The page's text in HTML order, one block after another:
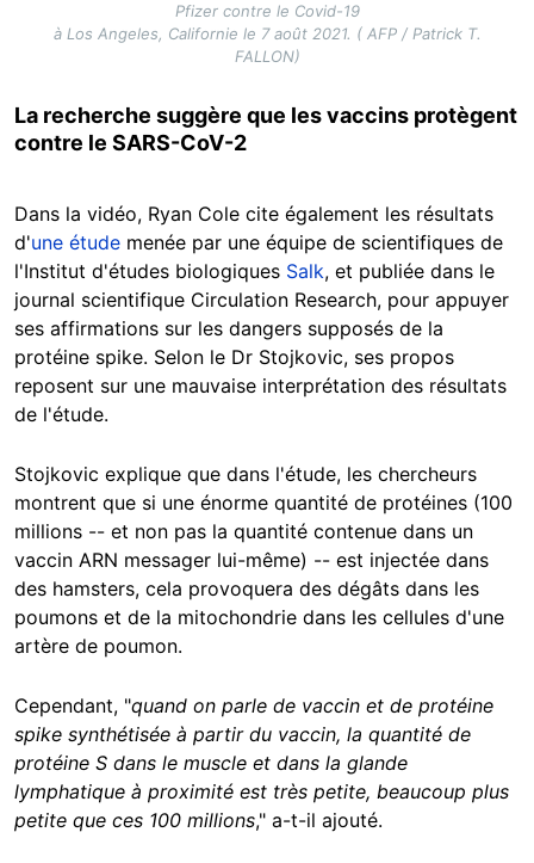
Pfizer contre le Covid-19
à Los Angeles, Californie le 7 août 2021. ( AFP / Patrick T.
FALLON)
La recherche suggère que les vaccins protègent
contre le SARS-CoV-2
Dans la vidéo, Ryan Cole cite également les résultats
d'une étude menée par une équipe de scientifiques de
l'Institut d'études biologiques Salk, et publiée dans le
journal scientifique Circulation Research, pour appuyer
ses affirmations sur les dangers supposés de la
protéine spike. Selon le Dr Stojkovic, ses propos
reposent sur une mauvaise interprétation des résultats
de l'étude.
Stojkovic explique que dans l'étude, les chercheurs
montrent que si une énorme quantité de protéines (100
millions -- et non pas la quantité contenue dans un
vaccin ARN messager lui-même) -- est injectée dans
des hamsters, cela provoquera des dégâts dans les
poumons et de la mitochondrie dans les cellules d'une
artère de poumon.
Cependant, "quand on parle de vaccin et de protéine
spike synthétisée à partir du vaccin, la quantité de
protéine S dans le muscle et dans la glande
lymphatique à proximité est très petite, beaucoup plus
petite que ces 100 millions," a-t-il ajouté.